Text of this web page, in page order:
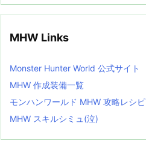
MHW Links
Monster Hunter World 公式サイト
MHW 作成装備一覧
モンハンワールド MHW 攻略レシピ
MHW スキルシミュ(泣)